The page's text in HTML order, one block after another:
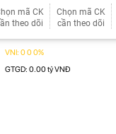
mã CK
theo dõi
Chọn mã CK
cần theo dõi